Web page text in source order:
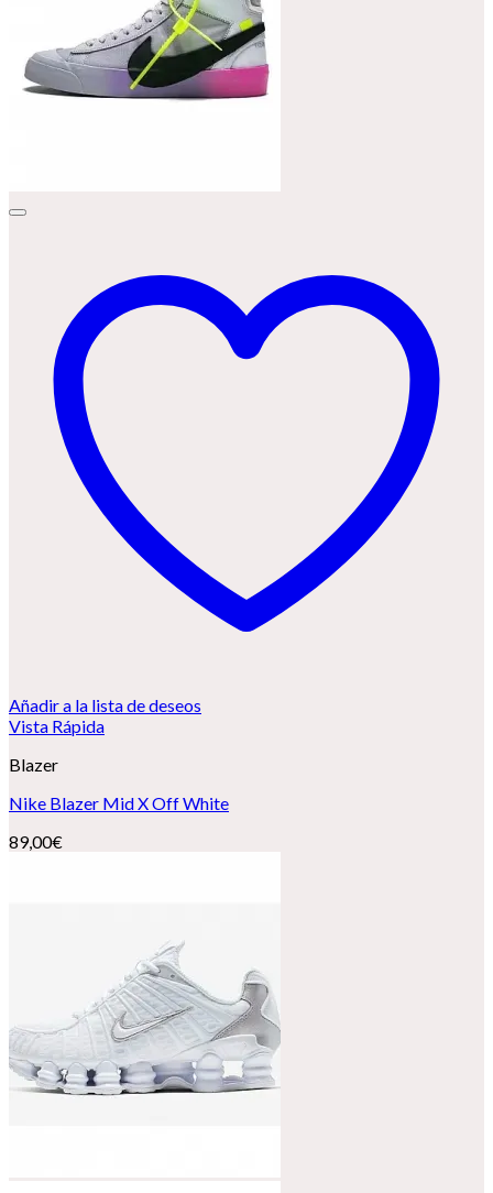
Añadir a la lista de deseos
Vista Rápida
Blazer
Nike Blazer Mid X Off White
89,00€